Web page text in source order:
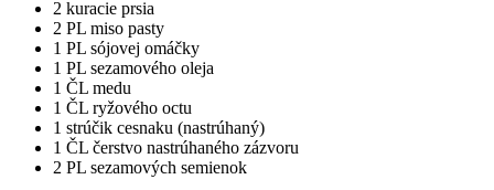
2 kuracie prsia
2 PL miso pasty
1 PL sójovej omáčky
1 PL sezamového oleja
1 ČL medu
1 ČL ryžového octu
1 strúčik cesnaku (nastrúhaný)
1 ČL čerstvo nastrúhaného zázvoru
2 PL sezamových semienok